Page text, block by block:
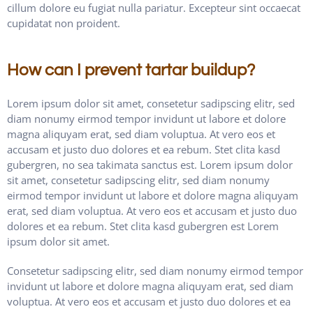
cillum dolore eu fugiat nulla pariatur. Excepteur sint occaecat
cupidatat non proident.
How can I prevent tartar buildup?
Lorem ipsum dolor sit amet, consetetur sadipscing elitr, sed
diam nonumy eirmod tempor invidunt ut labore et dolore
magna aliquyam erat, sed diam voluptua. At vero eos et
accusam et justo duo dolores et ea rebum. Stet clita kasd
gubergren, no sea takimata sanctus est. Lorem ipsum dolor
sit amet, consetetur sadipscing elitr, sed diam nonumy
eirmod tempor invidunt ut labore et dolore magna aliquyam
erat, sed diam voluptua. At vero eos et accusam et justo duo
dolores et ea rebum. Stet clita kasd gubergren est Lorem
ipsum dolor sit amet.
Consetetur sadipscing elitr, sed diam nonumy eirmod tempor
invidunt ut labore et dolore magna aliquyam erat, sed diam
voluptua. At vero eos et accusam et justo duo dolores et ea